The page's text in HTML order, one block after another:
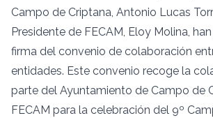
Campo de Criptana, Antonio Lucas
Presidente de FECAM, Eloy Molina,
firma del convenio de colaboración
entidades. Este convenio recoge la
parte del Ayuntamiento de Campo de
FECAM para la celebración del 9º